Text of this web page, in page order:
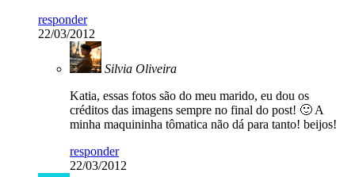
responder
22/03/2012
Silvia Oliveira
Katia, essas fotos são do meu marido, eu dou os
créditos das imagens sempre no final do post! 🙂 A
minha maquininha tômatica não dá para tanto! beijos!
responder
22/03/2012